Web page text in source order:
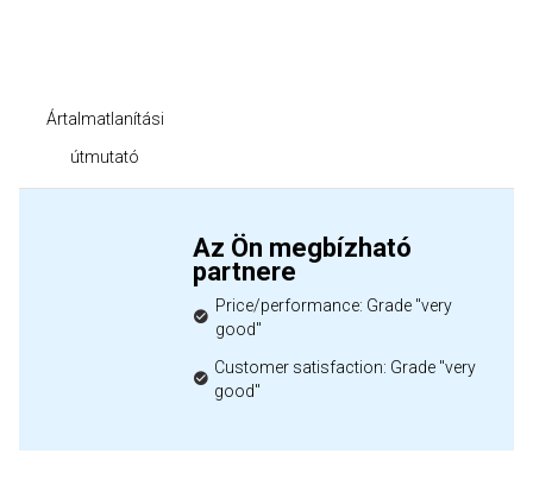
Ártalmatlanítási
útmutató
Az Ön megbízható
partnere
Price/performance: Grade "very
good"
Customer satisfaction: Grade "very
good"